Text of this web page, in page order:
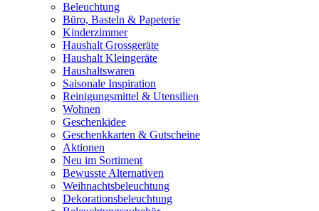
Beleuchtung
Büro, Basteln & Papeterie
Kinderzimmer
Haushalt Grossgeräte
Haushalt Kleingeräte
Haushaltswaren
Saisonale Inspiration
Reinigungsmittel & Utensilien
Wohnen
Geschenkidee
Geschenkkarten & Gutscheine
Aktionen
Neu im Sortiment
Bewusste Alternativen
Weihnachtsbeleuchtung
Dekorationsbeleuchtung